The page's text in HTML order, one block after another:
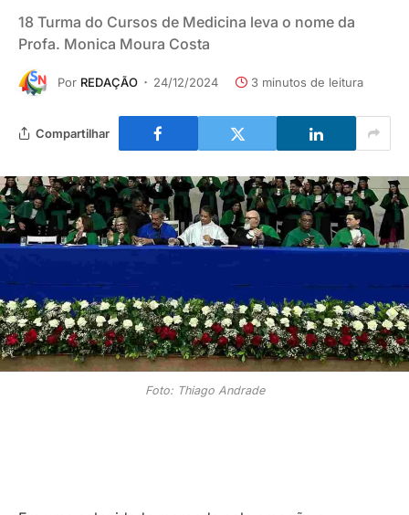
18 Turma do Cursos de Medicina leva o nome da
Profa. Monica Moura Costa
Por REDAÇÃO 24/12/2024 3 minutos de leitura
Compartilhar
Foto: Thiago Andrade